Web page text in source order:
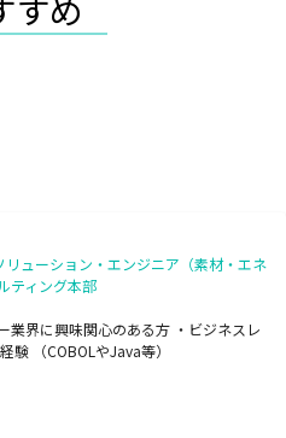
すめ
ューション・エンジニア（素材・エネ
ティング本部
業界に興味関心のある方 ・ビジネスレ
験 （COBOLやJava等）